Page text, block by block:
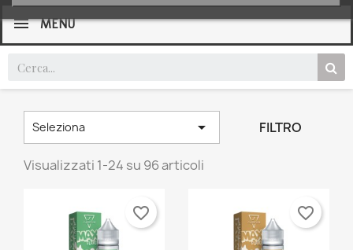
MENU
Seleziona  FILTRO
Visualizzati 1-24 su 96 articoli
favorite_border favorite_border